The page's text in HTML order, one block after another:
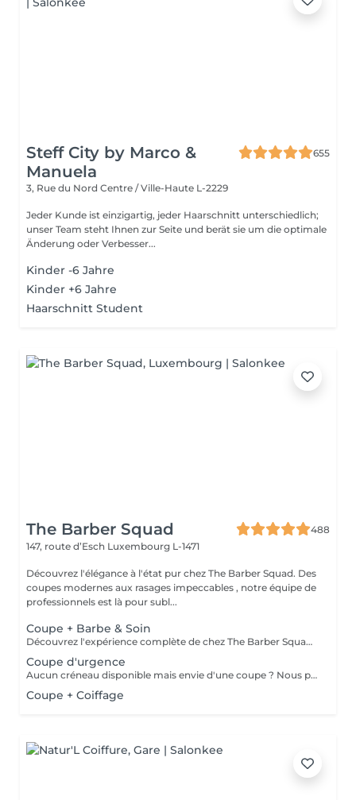
Steff City by Marco &
Manuela
655
3, Rue du Nord Centre / Ville-Haute L-2229
Jeder Kunde ist einzigartig, jeder Haarschnitt unterschiedlich;
unser Team steht Ihnen zur Seite und berät sie um die optimale
Änderung oder Verbesser...
Kinder -6 Jahre
Kinder +6 Jahre
Haarschnitt Student
The Barber Squad
488
147, route d’Esch Luxembourg L-1471
Découvrez l'élégance à l'état pur chez The Barber Squad. Des
coupes modernes aux rasages impeccables , notre équipe de
professionnels est là pour subl...
Coupe + Barbe & Soin
Découvrez l'expérience complète de chez The Barber Squad ! Shampooing & soins profonds + Coupe complète + Coiffage. Taille de Barbe & Contours à la lame & soins régénérant + Serviette Chaude & Froide + Nettoyage exfoliant du visage + Vapeur + Massage Relaxant + After Shave + Huile à barbe + Hydratation de la peau . Pour que votre expérience chez nous soit optimal , une boisson de votre choix vous est offerte !
Coupe d'urgence
Aucun créneau disponible mais envie d'une coupe ? Nous pouvons vous proposer un rendez-vous avant ou après nos horaires, ou durant la pause. Pour cette prestation, merci de contacter directement le shop.
Coupe + Coiffage